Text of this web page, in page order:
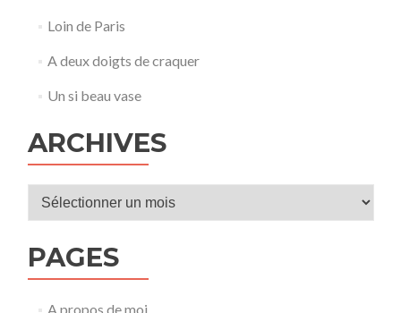
Loin de Paris
A deux doigts de craquer
Un si beau vase
ARCHIVES
Archives
PAGES
A propos de moi…